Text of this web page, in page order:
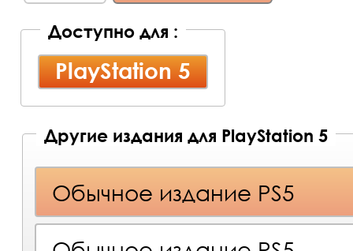
Доступно для :
PlayStation 5
Другие издания для PlayStation 5
Обычное издание PS5